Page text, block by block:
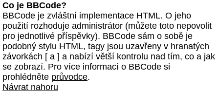
Co je BBCode?
BBCode je zvláštní implementace HTML. O jeho
použití rozhoduje administrátor (můžete toto nepovolit
pro jednotlivé příspěvky). BBCode sám o sobě je
podobný stylu HTML, tagy jsou uzavřeny v hranatých
závorkách [ a ] a nabízí větší kontrolu nad tím, co a jak
se zobrazí. Pro více informací o BBCode si
prohlédněte průvodce.
Návrat nahoru